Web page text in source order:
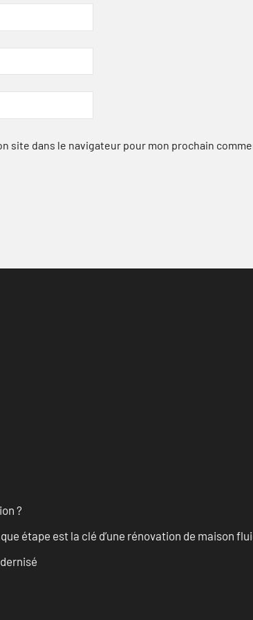
site dans le navigateur pour mon prochain
?
étape est la clé d’une rénovation de maison